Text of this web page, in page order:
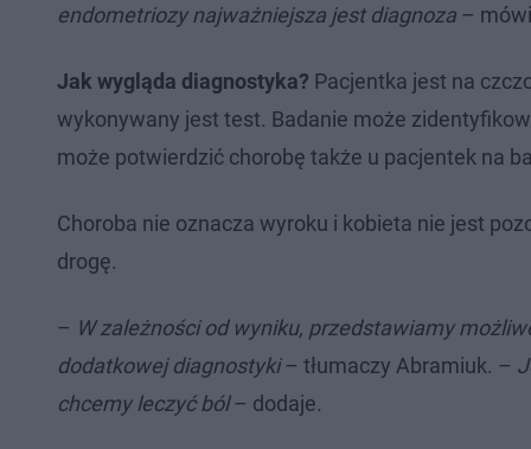
endometriozy najważniejsza jest diagnoza –
Jak wygląda diagnostyka? Pacjentka jest na
wykonywany jest test. Badanie może
może potwierdzić chorobę także u pacjentek na
Choroba nie oznacza wyroku i kobieta nie jest
drogę.
– W zależności od wyniku, przedstawiamy
dodatkowej diagnostyki– tłumaczy Abramiuk. –
chcemy leczyć ból– dodaje.